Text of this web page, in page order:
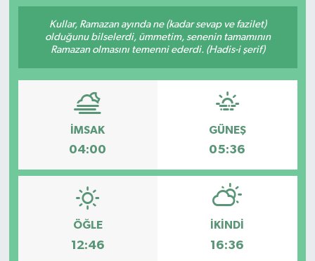
Kullar, Ramazan ayında ne (kadar sevap ve fazilet)
olduğunu bilselerdi, ümmetim, senenin tamamının
Ramazan olmasını temenni ederdi. (Hadis-i şerif)
İMSAK
04:00
GÜNEŞ
05:36
ÖĞLE
12:46
İKINDI
16:36